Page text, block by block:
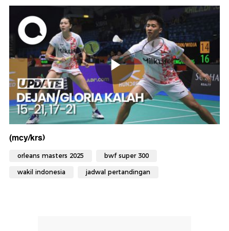
(mcy/krs)
orleans masters 2025 bwf super 300
wakil indonesia jadwal pertandingan